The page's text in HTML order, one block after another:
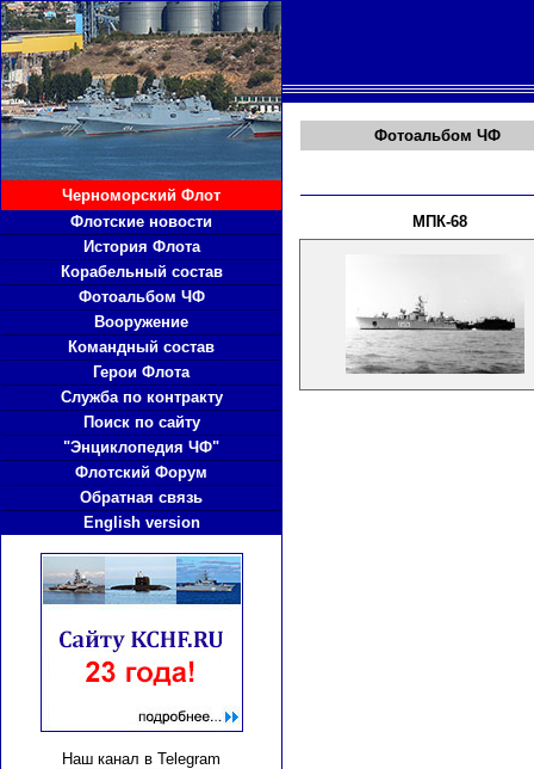
Черноморский Флот
Флотские новости
История Флота
Корабельный состав
Фотоальбом ЧФ
Вооружение
Командный состав
Герои Флота
Служба по контракту
Поиск по сайту
"Энциклопедия ЧФ"
Флотский Форум
Обратная связь
English version
Наш канал в Telegram
Фотоальбом ЧФ
МПК-68